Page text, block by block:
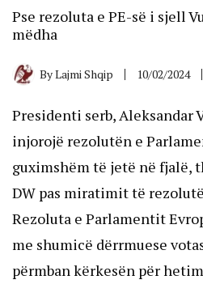
Pse rezoluta e PE-së i sjell
mëdha
ByLajmi Shqip 10/02/2024
Presidenti serb, Aleksandar
injorojë rezolutën e
guximshëm të jetë në fjalë,
DW pas miratimit të
Rezoluta e Parlamentit
me shumicë dërrmuese
përmban kërkesën për